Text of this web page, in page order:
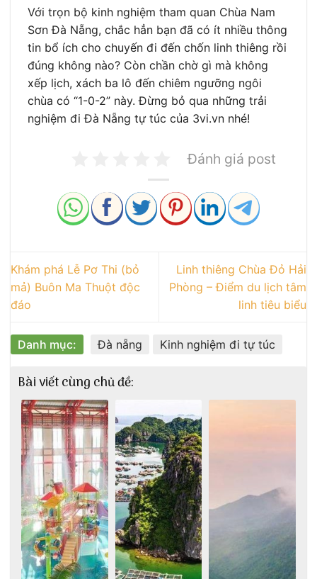
Với trọn bộ kinh nghiệm tham quan Chùa Nam
Sơn Đà Nẵng, chắc hẳn bạn đã có ít nhiều thông
tin bổ ích cho chuyến đi đến chốn linh thiêng rồi
đúng không nào? Còn chần chờ gì mà không
xếp lịch, xách ba lô đến chiêm ngưỡng ngôi
chùa có “1-0-2” này. Đừng bỏ qua những trải
nghiệm đi Đà Nẵng tự túc của 3vi.vn nhé!
Đánh giá post
Khám phá Lễ Pơ Thi (bỏ
mả) Buôn Ma Thuột độc
đáo
Linh thiêng Chùa Đỏ Hải
Phòng – Điểm du lịch tâm
linh tiêu biểu
Danh mục: Đà nẵng Kinh nghiệm đi tự túc
Bài viết cùng chủ đề: